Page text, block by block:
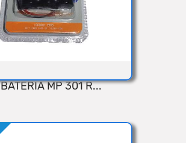
BATERIA MP 301 R...